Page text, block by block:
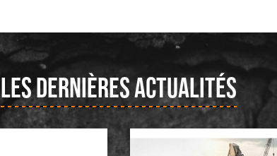
LES DERNIÈRES ACTUALITÉS